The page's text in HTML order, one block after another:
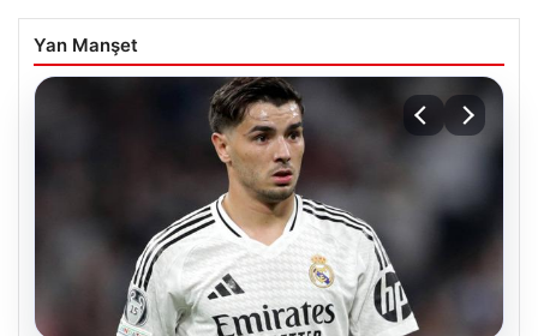
Yan Manşet